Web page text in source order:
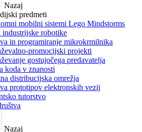
Nazaj
predmeti
mobilni sistemi Lego Mindstorms
industrijske robotike
in programiranje mikrokrmilnika
promocijski projekti
gostujočega predavatelja
koda v znanosti
distribucijska omrežja
prototipov elektronskih vezij
tutorstvo
Nazaj